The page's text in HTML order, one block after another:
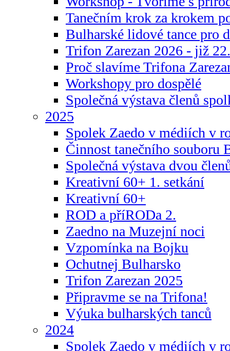
Tanečním krok za krokem
Bulharské lidové tance pro
Trifon Zarezan 2026 - již
Proč slavíme Trifona
Workshopy pro dospělé
Společná výstava členů
2025
Spolek Zaedo v médiích v
Činnost tanečního souboru
Společná výstava dvou
Kreativní 60+ 1. setkání
Kreativní 60+
ROD a příRODa 2.
Zaedno na Muzejní noci
Vzpomínka na Bojku
Ochutnej Bulharsko
Trifon Zarezan 2025
Připravme se na Trifona!
Výuka bulharských tanců
2024
Spolek Zaedo v médiích v